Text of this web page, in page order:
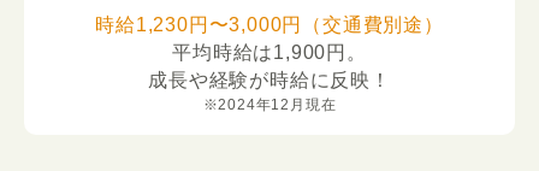
時給1,230円〜3,000円（交通費別途）
平均時給は1,900円。
成長や経験が時給に反映！
※2024年12月現在